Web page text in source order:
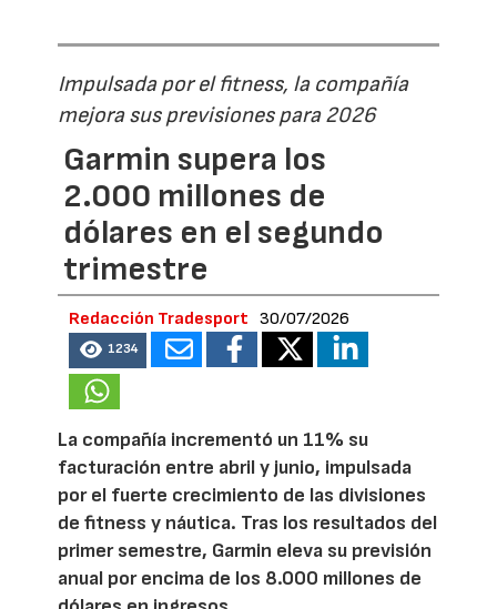
Impulsada por el fitness, la compañía
mejora sus previsiones para 2026
Garmin supera los
2.000 millones de
dólares en el segundo
trimestre
Redacción Tradesport 30/07/2026
1234
La compañía incrementó un 11% su
facturación entre abril y junio, impulsada
por el fuerte crecimiento de las divisiones
de fitness y náutica. Tras los resultados del
primer semestre, Garmin eleva su previsión
anual por encima de los 8.000 millones de